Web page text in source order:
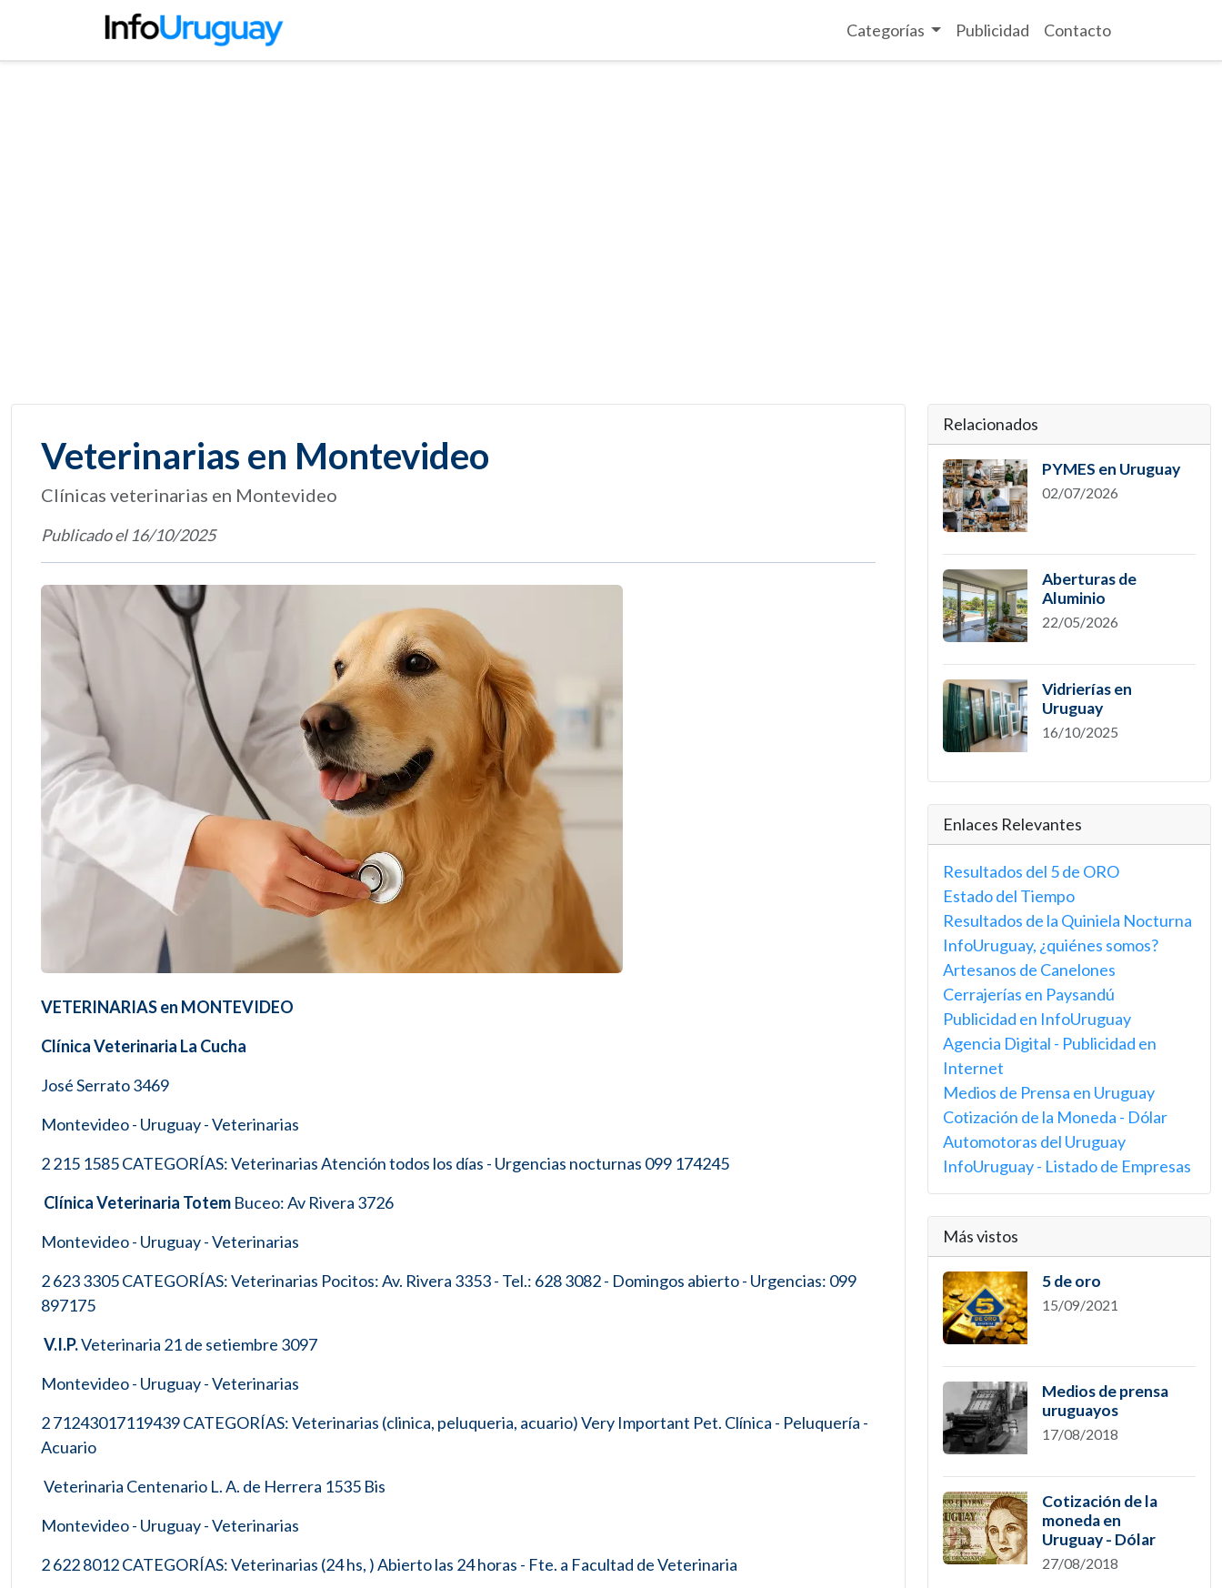
Categorías Publicidad Contacto
Veterinarias en Montevideo
Clínicas veterinarias en Montevideo
Publicado el 16/10/2025
VETERINARIAS en MONTEVIDEO
Clínica Veterinaria La Cucha
José Serrato 3469
Montevideo - Uruguay - Veterinarias
2 215 1585 CATEGORÍAS: Veterinarias Atención todos los días - Urgencias nocturnas 099 174245
Clínica Veterinaria Totem Buceo: Av Rivera 3726
Montevideo - Uruguay - Veterinarias
2 623 3305 CATEGORÍAS: Veterinarias Pocitos: Av. Rivera 3353 - Tel.: 628 3082 - Domingos abierto - Urgencias: 099
897175
V.I.P.Veterinaria 21 de setiembre 3097
Montevideo - Uruguay - Veterinarias
2 71243017119439 CATEGORÍAS: Veterinarias (clinica, peluqueria, acuario) Very Important Pet. Clínica - Peluquería -
Acuario
Veterinaria Centenario L. A. de Herrera 1535 Bis
Montevideo - Uruguay - Veterinarias
2 622 8012 CATEGORÍAS: Veterinarias (24 hs, ) Abierto las 24 horas - Fte. a Facultad de Veterinaria
Relacionados
PYMES en Uruguay
02/07/2026
Aberturas de
Aluminio
22/05/2026
Vidrierías en
Uruguay
16/10/2025
Enlaces Relevantes
Resultados del 5 de ORO
Estado del Tiempo
Resultados de la Quiniela Nocturna
InfoUruguay, ¿quiénes somos?
Artesanos de Canelones
Cerrajerías en Paysandú
Publicidad en InfoUruguay
Agencia Digital - Publicidad en
Internet
Medios de Prensa en Uruguay
Cotización de la Moneda - Dólar
Automotoras del Uruguay
InfoUruguay - Listado de Empresas
Más vistos
5 de oro
15/09/2021
Medios de prensa
uruguayos
17/08/2018
Cotización de la
moneda en
Uruguay - Dólar
27/08/2018